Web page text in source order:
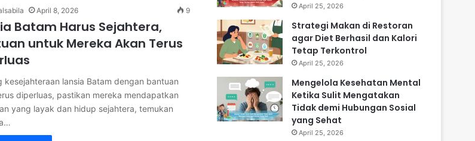
April 8, 2026 9
Batam Harus Sejahtera,
untuk Mereka Akan Terus
kesejahteraan lansia Batam dengan bantuan
diperluas, pastikan mereka mendapatkan
yang layak dan hidup sejahtera, temukan
April 25, 2026
Strategi Makan di Restoran
agar Diet Berhasil dan Kalori
Tetap Terkontrol
April 25, 2026
Mengelola Kesehatan Mental
Ketika Sulit Mengatakan
Tidak demi Hubungan Sosial
yang Sehat
April 25, 2026